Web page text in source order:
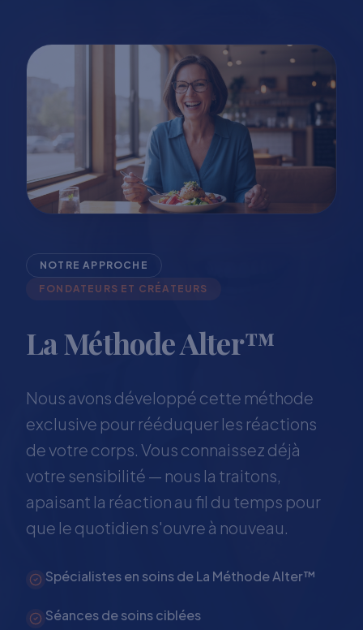
NOTRE APPROCHE
FONDATEURS ET CRÉATEURS
La Méthode Alter™
Nous avons développé cette méthode
exclusive pour rééduquer les réactions
de votre corps. Vous connaissez déjà
votre sensibilité — nous la traitons,
apaisant la réaction au fil du temps pour
que le quotidien s'ouvre à nouveau.
Spécialistes en soins de La Méthode Alter™
Séances de soins ciblées